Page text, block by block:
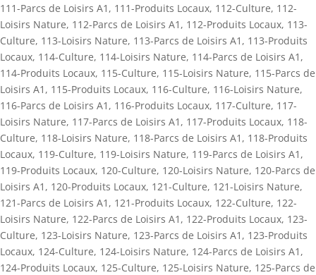
111-Parcs de Loisirs A1 , 111-Produits Locaux, 112-Culture, 112-
Loisirs Nature, 112-Parcs de Loisirs A1 , 112-Produits Locaux, 113-
Culture, 113-Loisirs Nature, 113-Parcs de Loisirs A1 , 113-Produits
Locaux, 114-Culture, 114-Loisirs Nature, 114-Parcs de Loisirs A1 ,
114-Produits Locaux, 115-Culture, 115-Loisirs Nature, 115-Parcs de
Loisirs A1 , 115-Produits Locaux, 116-Culture, 116-Loisirs Nature,
116-Parcs de Loisirs A1 , 116-Produits Locaux, 117-Culture, 117-
Loisirs Nature, 117-Parcs de Loisirs A1 , 117-Produits Locaux, 118-
Culture, 118-Loisirs Nature, 118-Parcs de Loisirs A1 , 118-Produits
Locaux, 119-Culture, 119-Loisirs Nature, 119-Parcs de Loisirs A1 ,
119-Produits Locaux, 120-Culture, 120-Loisirs Nature, 120-Parcs de
Loisirs A1 , 120-Produits Locaux, 121-Culture, 121-Loisirs Nature,
121-Parcs de Loisirs A1 , 121-Produits Locaux, 122-Culture, 122-
Loisirs Nature, 122-Parcs de Loisirs A1 , 122-Produits Locaux, 123-
Culture, 123-Loisirs Nature, 123-Parcs de Loisirs A1 , 123-Produits
Locaux, 124-Culture, 124-Loisirs Nature, 124-Parcs de Loisirs A1 ,
124-Produits Locaux, 125-Culture, 125-Loisirs Nature, 125-Parcs de